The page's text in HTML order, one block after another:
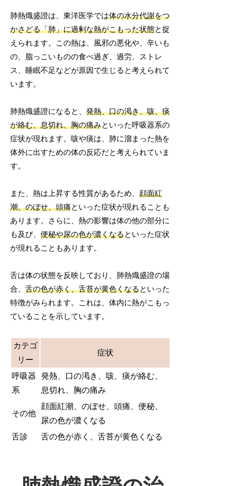
肺熱熾盛證は、東洋医学では体の水分代謝をつ
かさどる「肺」に過剰な熱がこもった状態と捉
えられます。この熱は、風邪の悪化や、辛いも
の、脂っこいものの食べ過ぎ、過労、ストレ
ス、睡眠不足などが原因で生じると考えられて
います。
肺熱熾盛證になると、発熱、口の渇き、咳、痰
が絡む、息切れ、胸の痛みといった呼吸器系の
症状が現れます。咳や痰は、肺に溜まった熱を
体外に出すための体の反応だと考えられていま
す。
また、熱は上昇する性質があるため、顔面紅
潮、のぼせ、頭痛といった症状が現れることも
あります。さらに、熱の影響は体の他の部分に
も及び、便秘や尿の色が濃くなるといった症状
が現れることもあります。
舌は体の状態を反映しており、肺熱熾盛證の場
合、舌の色が赤く、舌苔が黄色くなるといった
特徴がみられます。これは、体内に熱がこもっ
ていることを示しています。
カテゴ
リー
症状
呼吸器
系
発熱、口の渇き、咳、痰が絡む、
息切れ、胸の痛み
その他
顔面紅潮、のぼせ、頭痛、便秘、
尿の色が濃くなる
舌診
舌の色が赤く、舌苔が黄色くなる